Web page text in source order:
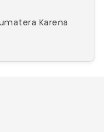
Karena